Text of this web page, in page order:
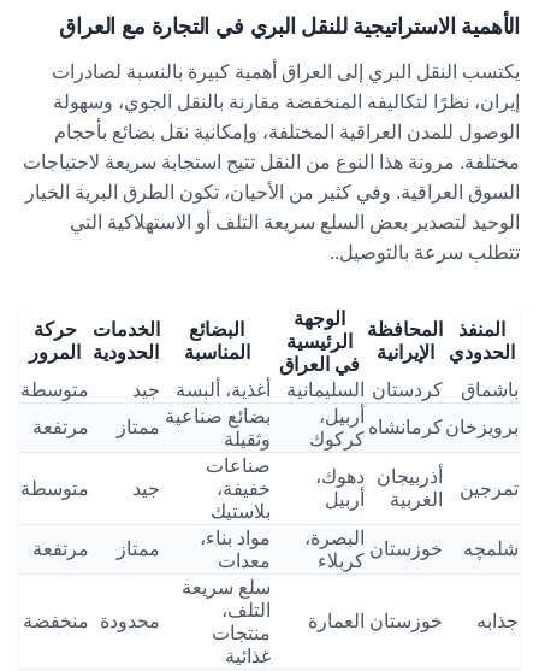
الأهمية الاستراتيجية للنقل البري في التجارة مع العراق
يكتسب النقل البري إلى العراق أهمية كبيرة بالنسبة لصادرات
إيران، نظرًا لتكاليفه المنخفضة مقارنة بالنقل الجوي، وسهولة
الوصول للمدن العراقية المختلفة، وإمكانية نقل بضائع بأحجام
مختلفة. مرونة هذا النوع من النقل تتيح استجابة سريعة لاحتياجات
السوق العراقية. وفي كثير من الأحيان، تكون الطرق البرية الخيار
الوحيد لتصدير بعض السلع سريعة التلف أو الاستهلاكية التي
تتطلب سرعة بالتوصيل..
المنفذ
الحدودي
المحافظة
الإيرانية
الوجهة
الرئيسية
في العراق
البضائع
المناسبة
الخدمات
الحدودية
حركة
المرور
باشماق
كردستان السليمانية أغذية، ألبسة جيد
متوسطة
برويزخانكرمانشاه
أربيل،
كركوك
بضائع صناعية
وثقيلة
ممتاز مرتفعة
تمرجين
أذربيجان
الغربية
دهوك،
أربيل
صناعات
خفيفة،
بلاستيك
جيد متوسطة
شلمچه خوزستان
البصرة،
كربلاء
مواد بناء،
معدات
ممتاز مرتفعة
جذابه خوزستان العمارة
سلع سريعة
التلف،
منتجات
غذائية
محدودة منخفضة